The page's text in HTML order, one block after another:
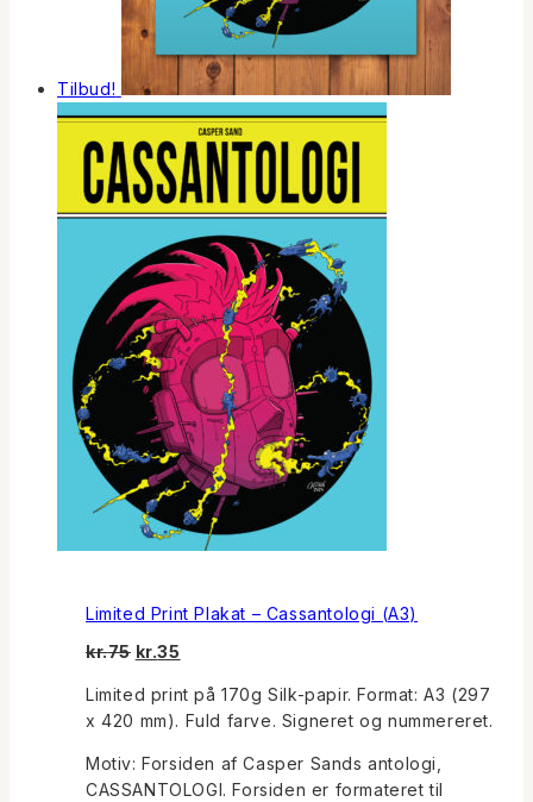
Tilbud!
Limited Print Plakat – Cassantologi (A3)
kr.75 Den
pris
var:
kr.75.
kr.35
pris
er:
kr.35.
Limited print på 170g Silk-papir. Format: A3 (297
x 420 mm). Fuld farve. Signeret og nummereret.
Motiv: Forsiden af Casper Sands antologi,
CASSANTOLOGI. Forsiden er formateret til